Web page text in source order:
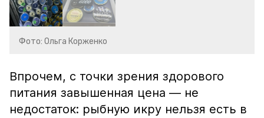
Фото: Ольга Корженко
Впрочем, с точки зрения здорового
питания завышенная цена — не
недостаток: рыбную икру нельзя есть в